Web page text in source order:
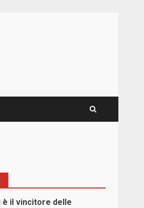
è il vincitore delle